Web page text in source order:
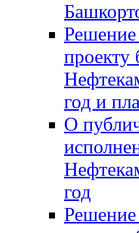
проекту
год и
О
год